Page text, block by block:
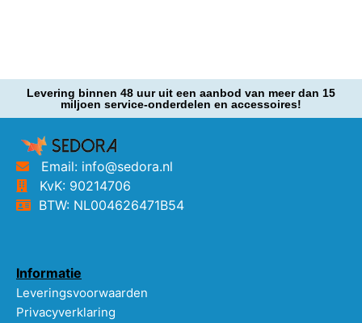
Levering binnen 48 uur uit een aanbod van meer dan 15
miljoen service-onderdelen en accessoires!
Email: info@sedora.nl
KvK: 90214706
BTW: NL004626471B54
Informatie
Leveringsvoorwaarden
Privacyverklaring